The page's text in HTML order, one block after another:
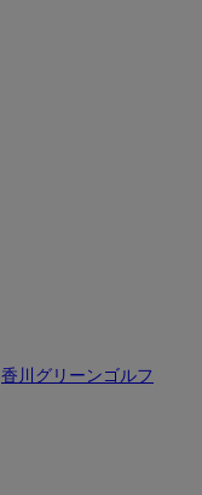
香川グリーンゴルフ